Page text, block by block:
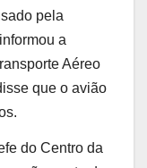
pela
a
Aéreo
que o avião
do Centro da